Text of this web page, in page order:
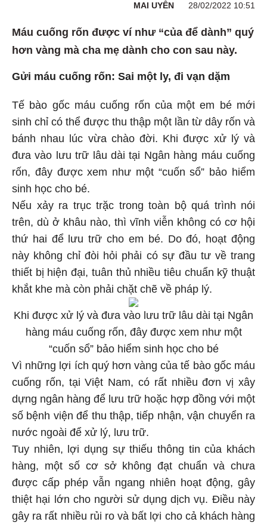
MAI UYÊN 28/02/2022 10:51
Máu cuống rốn được ví như “của để dành” quý
hơn vàng mà cha mẹ dành cho con sau này.
Gửi máu cuống rốn: Sai một ly, đi vạn dặm
Tế bào gốc máu cuống rốn của một em bé mới
sinh chỉ có thể được thu thập một lần từ dây rốn và
bánh nhau lúc vừa chào đời. Khi được xử lý và
đưa vào lưu trữ lâu dài tại Ngân hàng máu cuống
rốn, đây được xem như một “cuốn sổ” bảo hiểm
sinh học cho bé.
Nếu xảy ra trục trặc trong toàn bộ quá trình nói
trên, dù ở khâu nào, thì vĩnh viễn không có cơ hội
thứ hai để lưu trữ cho em bé. Do đó, hoạt động
này không chỉ đòi hỏi phải có sự đầu tư về trang
thiết bị hiện đại, tuân thủ nhiều tiêu chuẩn kỹ thuật
khắt khe mà còn phải chặt chẽ về pháp lý.
Khi được xử lý và đưa vào lưu trữ lâu dài tại Ngân
hàng máu cuống rốn, đây được xem như một
“cuốn sổ” bảo hiểm sinh học cho bé
Vì những lợi ích quý hơn vàng của tế bào gốc máu
cuống rốn, tại Việt Nam, có rất nhiều đơn vị xây
dựng ngân hàng để lưu trữ hoặc hợp đồng với một
số bệnh viện để thu thập, tiếp nhận, vận chuyển ra
nước ngoài để xử lý, lưu trữ.
Tuy nhiên, lợi dụng sự thiếu thông tin của khách
hàng, một số cơ sở không đạt chuẩn và chưa
được cấp phép vẫn ngang nhiên hoạt động, gây
thiệt hại lớn cho người sử dụng dịch vụ. Điều này
gây ra rất nhiều rủi ro và bất lợi cho cả khách hàng